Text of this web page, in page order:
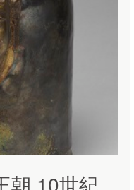
朝 10世紀